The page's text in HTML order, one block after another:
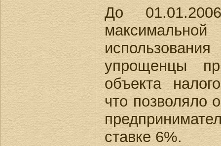
До
упрощенцы
объекта
что позволяло
ставке 6%.